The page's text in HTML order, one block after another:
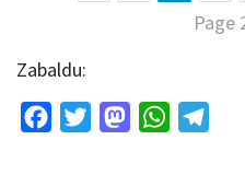
Page
Zabaldu:
FacebookTwitterMastodonWhatsApp